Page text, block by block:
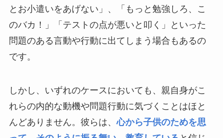
とお小遣いをあげない」、「もっと勉強しろ、こ
のバカ！」「テストの点が悪いと叩く」といった
問題のある言動や行動に出てしまう場合もあるの
です。
しかし、いずれのケースにおいても、親自身がこ
れらの内的な動機や問題行動に気づくことはほと
んどありません。彼らは、心から子供のためを思